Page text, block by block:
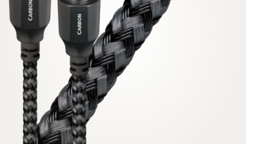
Zubehör
INSPIRATION
MARKEN
NEUHEITEN
ANGEBOTE